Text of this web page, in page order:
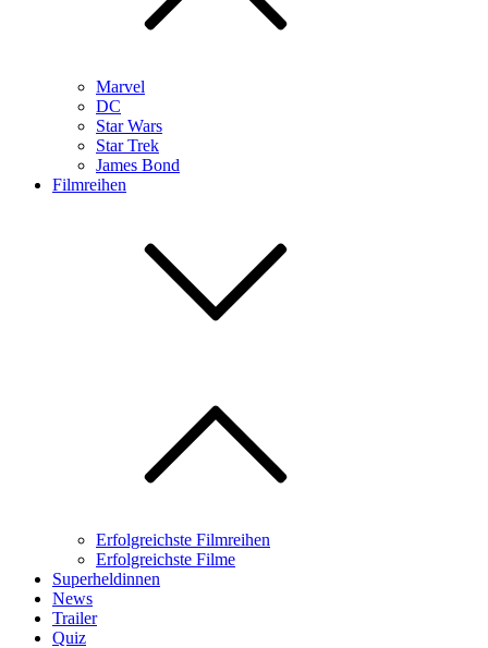
Marvel
DC
Star Wars
Star Trek
James Bond
Filmreihen
Erfolgreichste Filmreihen
Erfolgreichste Filme
Superheldinnen
News
Trailer
Quiz